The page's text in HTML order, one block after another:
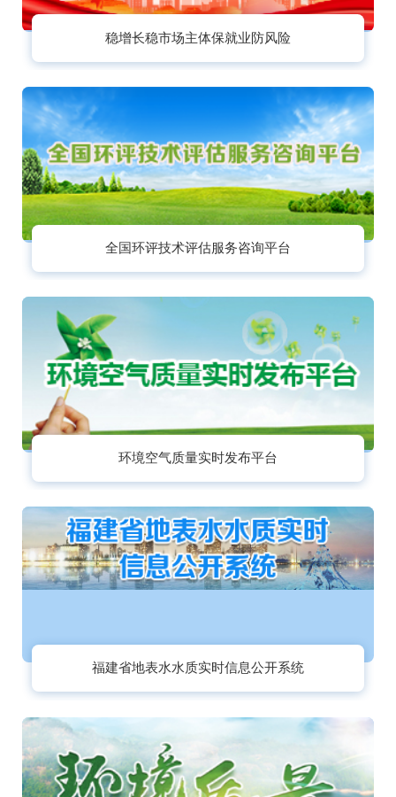
稳增长稳市场主体保就业防风险
全国环评技术评估服务咨询平台
环境空气质量实时发布平台
福建省地表水水质实时信息公开系统